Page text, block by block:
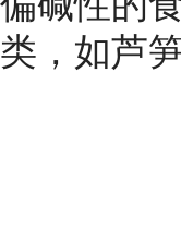
类，如芦